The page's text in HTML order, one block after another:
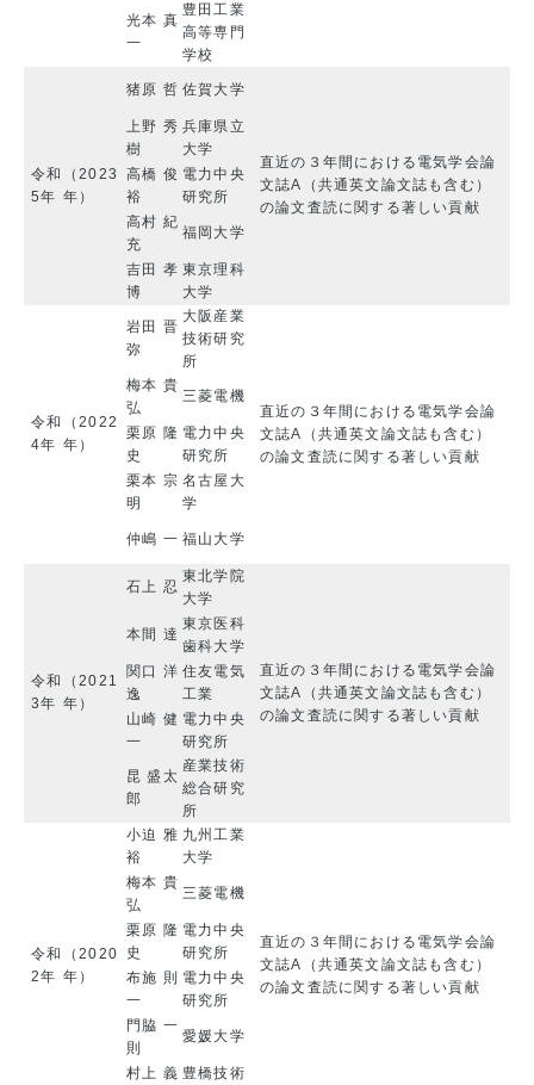
光本 真
一
豊田工業
高等専門
学校
令和
5年
（2023
年）
猪原 哲 佐賀大学
直近の３年間における電気学会論
文誌A（共通英文論文誌も含む）
の論文査読に関する著しい貢献
上野 秀
樹
兵庫県立
大学
高橋 俊
裕
電力中央
研究所
高村 紀
充
福岡大学
吉田 孝
博
東京理科
大学
令和
4年
（2022
年）
岩田 晋
弥
大阪産業
技術研究
所
直近の３年間における電気学会論
文誌A（共通英文論文誌も含む）
の論文査読に関する著しい貢献
梅本 貴
弘
三菱電機
栗原 隆
史
電力中央
研究所
栗本 宗
明
名古屋大
学
仲嶋 一 福山大学
令和
3年
（2021
年）
石上 忍
東北学院
大学
直近の３年間における電気学会論
文誌A（共通英文論文誌も含む）
の論文査読に関する著しい貢献
本間 達
東京医科
歯科大学
関口 洋
逸
住友電気
工業
山崎 健
一
電力中央
研究所
昆 盛太
郎
産業技術
総合研究
所
令和
2年
（2020
年）
小迫 雅
裕
九州工業
大学
直近の３年間における電気学会論
文誌A（共通英文論文誌も含む）
の論文査読に関する著しい貢献
梅本 貴
弘
三菱電機
栗原 隆
史
電力中央
研究所
布施 則
一
電力中央
研究所
門脇 一
則
愛媛大学
村上 義 豊橋技術